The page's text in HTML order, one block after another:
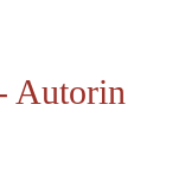
Autorin